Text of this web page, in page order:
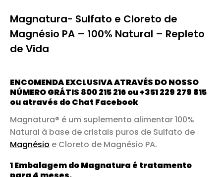
Magnatura- Sulfato e Cloreto de
Magnésio PA – 100% Natural – Repleto
de Vida
ENCOMENDA EXCLUSIVA ATRAVÉS DO NOSSO
NÚMERO GRÁTIS 800 215 216 ou +351 229 279 815
ou através do Chat Facebook
Magnatura® é um suplemento alimentar 100%
Natural à base de cristais puros de Sulfato de
Magnésio e Cloreto de Magnésio PA.
1 Embalagem do Magnatura é tratamento